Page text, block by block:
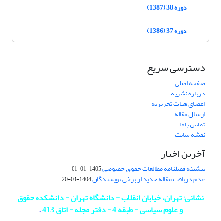
دوره 38 (1387)
دوره 37 (1386)
دسترسی سریع
صفحه اصلی
درباره نشریه
اعضای هیات تحریریه
ارسال مقاله
تماس با ما
نقشه سایت
آخرین اخبار
پیشینه فصلنامه مطالعات حقوق خصوصی1405-01-01
عدم دریافت مقاله جدید از برخی نویسندگان1404-03-20
نشانی: تهران، خیابان انقلاب - دانشگاه تهران - دانشکده حقوق
و علوم سیاسی - طبقه 4 - دفتر مجله - اتاق 413
.